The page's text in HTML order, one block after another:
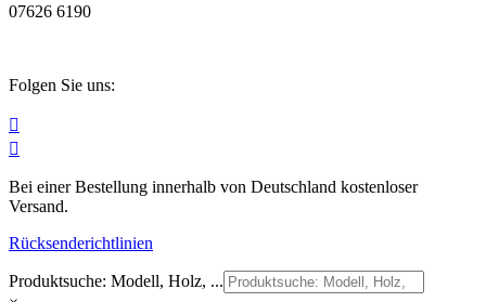
07626 6190
Folgen Sie uns:


Bei einer Bestellung innerhalb von Deutschland kostenloser
Versand.
Rücksenderichtlinien
Produktsuche: Modell, Holz, ...